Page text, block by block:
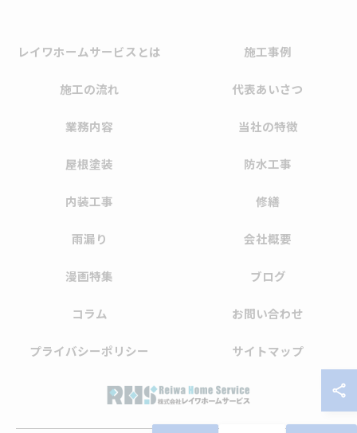
レイワホームサービスとは 施工事例
施工の流れ 代表あいさつ
業務内容 当社の特徴
屋根塗装 防水工事
内装工事 修繕
雨漏り 会社概要
漫画特集 ブログ
コラム お問い合わせ
プライバシーポリシー サイトマップ